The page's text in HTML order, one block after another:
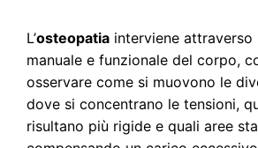
L’osteopatia interviene attraverso
manuale e funzionale del corpo,
osservare come si muovono le
dove si concentrano le tensioni,
risultano più rigide e quali aree